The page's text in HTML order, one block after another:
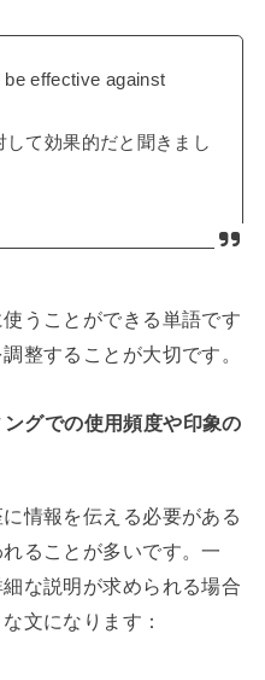
be effective against
して効果的だと聞きまし
うことができる単語です
整することが大切です。
グでの使用頻度や印象の
情報を伝える必要がある
ることが多いです。一
な説明が求められる場合
文になります：